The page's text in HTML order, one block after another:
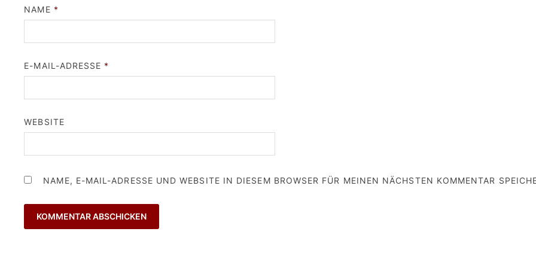
NAME *
E-MAIL-ADRESSE *
WEBSITE
NAME, E-MAIL-ADRESSE UND WEBSITE IN DIESEM BROWSER FÜR MEINEN NÄCHSTEN KOMMENTAR